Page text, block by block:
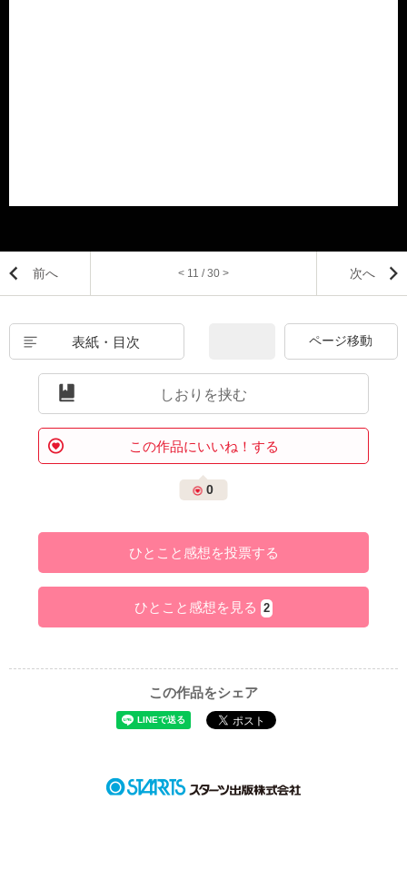
前へ < 11 / 30 > 次へ
表紙・目次
しおりを挟む
この作品にいいね！する
0
ひとこと感想を投票する
ひとこと感想を見る 2
この作品をシェア